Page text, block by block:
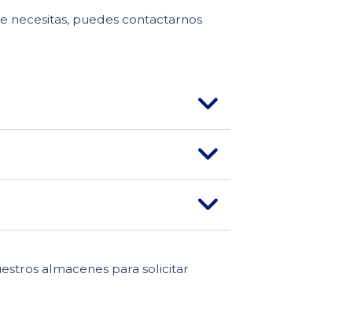
necesitas, puedes contactarnos
almacenes para solicitar